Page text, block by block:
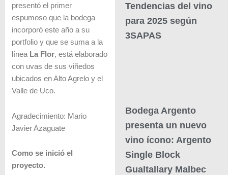
presentó el primer
espumoso que la bodega
incorporó este año a su
portfolio y que se suma a la
línea La Flor, está elaborado
con uvas de sus viñedos
ubicados en Alto Agrelo y el
Valle de Uco.
Agradecimiento: Mario
Javier Azaguate
Como se inició el
proyecto.
Tendencias del vino
para 2025 según
3SAPAS
Bodega Argento
presenta un nuevo
vino ícono: Argento
Single Block
Gualtallary Malbec